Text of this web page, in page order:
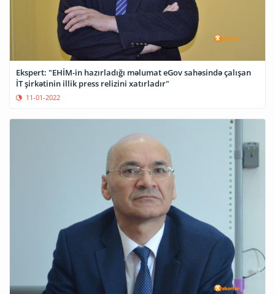
Ekspert: "EHİM-in hazırladığı məlumat eGov sahəsində çalışan
İT şirkətinin illik press relizini xatırladır"
11-01-2022